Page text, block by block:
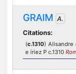
GRAIM A.
Citations:
(c.1310) Alisandre
e iriez P c.1310